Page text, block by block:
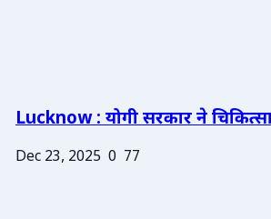
Lucknow : योगी सरकार ने
Dec 23, 2025 0 77